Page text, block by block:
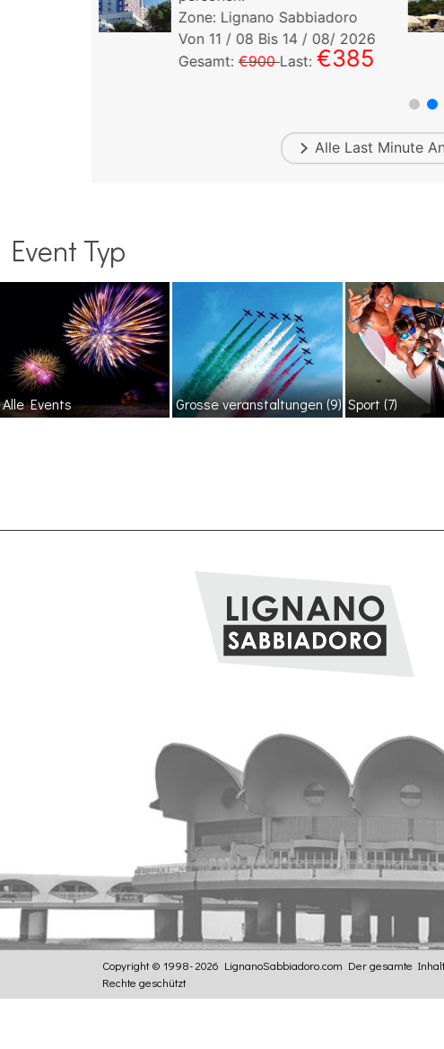
Zone: Lignano Sabbiadoro
Von22/ 08 Bis29/ 08/ 2026
Gesamt:€1.000Last:€900
Alle Last Minute
Event Typ
Alle Events Grosse veranstaltungen(9) Sport(7)
Copyright © 1998- 2026 LignanoSabbiadoro.com Der gesamte
Rechte geschützt